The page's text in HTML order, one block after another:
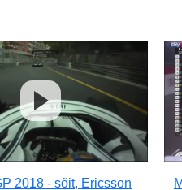
2018 - sõit, Ericsson